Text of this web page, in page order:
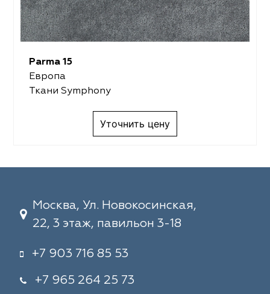
Parma 15
Европа
Ткани Symphony
Уточнить цену
Москва, Ул. Новокосинская,
22, 3 этаж, павильон 3-18
+7 903 716 85 53
+7 965 264 25 73